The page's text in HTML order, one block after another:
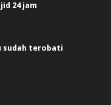
24 jam
sudah terobati